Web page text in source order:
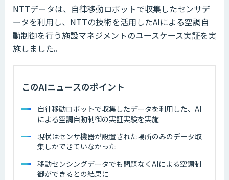
NTTデータは、自律移動ロボットで収集したセンサデ
ータを利用し、NTTの技術を活用したAIによる空調自
動制御を行う施設マネジメントのユースケース実証を実
施しました。
このAIニュースのポイント
自律移動ロボットで収集したデータを利用した、AI
による空調自動制御の実証実験を実施
現状はセンサ機器が設置された場所のみのデータ取
集しかできていなかった
移動センシングデータでも問題なくAIによる空調制
御ができるとの結果に